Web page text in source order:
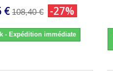
€ 108,40 € -27%
- Expédition immédiate